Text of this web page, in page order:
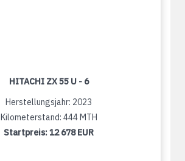
HITACHI ZX 55 U - 6
Herstellungsjahr: 2023
Kilometerstand: 444 MTH
Startpreis:12 678 EUR